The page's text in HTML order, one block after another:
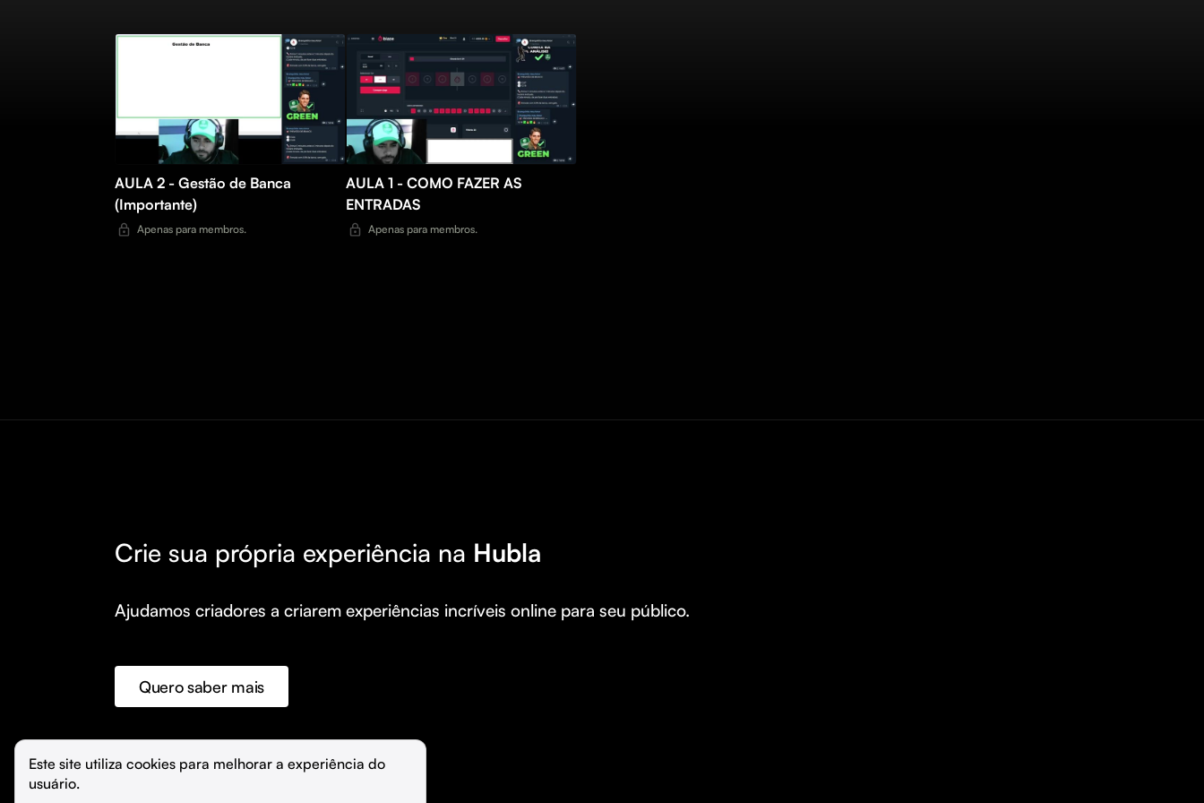
AULA 2 - Gestão de Banca
(Importante)
Apenas para membros.
AULA 1 - COMO FAZER AS
ENTRADAS
Apenas para membros.
Crie sua própria experiência na Hubla
Ajudamos criadores a criarem experiências incríveis online para seu público.
Quero saber mais
©️ Hubla Tecnologia Ltda • 2026
Este site utiliza cookies para melhorar a experiência do
usuário.